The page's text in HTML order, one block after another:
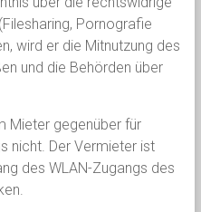
Pornografie
wird er die Mitnutzung des
und die Behörden über
Mieter gegenüber für
nicht. Der Vermieter ist
des WLAN-Zugangs des